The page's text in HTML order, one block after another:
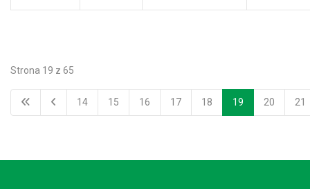
Strona 19 z 65
14 15 16 17 18 19 20 21